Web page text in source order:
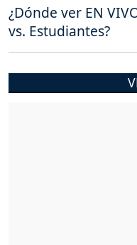
¿Dónde ver EN
vs. Estudiantes?